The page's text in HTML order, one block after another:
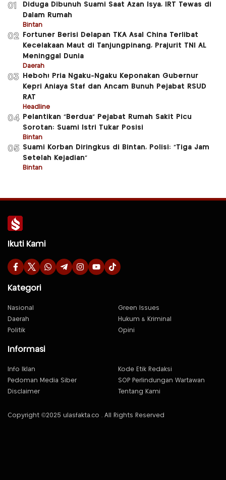
01
Diduga Dibunuh Suami Saat Azan Isya, IRT Tewas di
Dalam Rumah
Bintan
02
Fortuner Berisi Delapan TKA Asal China Terlibat
Kecelakaan Maut di Tanjungpinang, Prajurit TNI AL
Meninggal Dunia
Daerah
03
Heboh! Pria Ngaku-Ngaku Keponakan Gubernur
Kepri Aniaya Staf dan Ancam Bunuh Pejabat RSUD
RAT
Headline
04
Pelantikan “Berdua” Pejabat Rumah Sakit Picu
Sorotan: Suami Istri Tukar Posisi
Bintan
05 Suami Korban Diringkus di Bintan, Polisi: “Tiga Jam
Setelah Kejadian”
Bintan
Ikuti Kami
Kategori
Nasional
Green Issues
Daerah
Hukum & Kriminal
Politik
Opini
Informasi
Info Iklan
Kode Etik Redaksi
Pedoman Media Siber
SOP Perlindungan Wartawan
Disclaimer
Tentang Kami
Copyright ©2025 ulasfakta.co . All Rights Reserved